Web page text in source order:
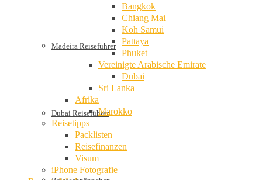
Madeira Reiseführer
Dubai Reiseführer
Bangkok
Chiang Mai
Koh Samui
Pattaya
Phuket
Vereinigte Arabische Emirate
Dubai
Sri Lanka
Afrika
Marokko
Reisetipps
Packlisten
Reisefinanzen
Visum
iPhone Fotografie